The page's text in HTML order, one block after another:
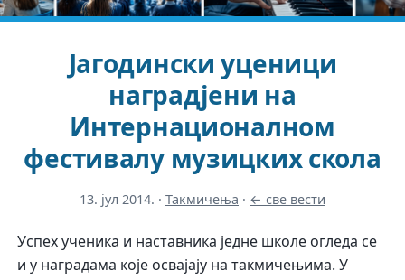
Јагодински уценици
наградјени на
Интернационалном
фестивалу музицких скола
13. јул 2014. · Такмичења · ← све вести
Успех ученика и наставника једне школе огледа се
и у наградама које освајају на такмичењима. У